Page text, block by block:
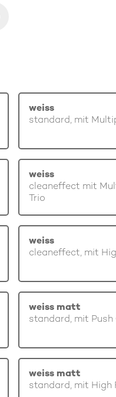
weiss
standard, mit
weiss
cleaneffect mit
Trio
weiss
cleaneffect, mit
weiss matt
standard, mit
weiss matt
standard, mit High